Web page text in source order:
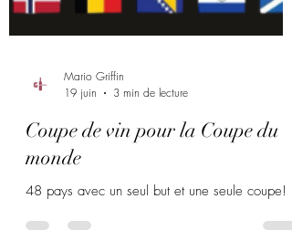
19 juin
Coupe de vin pour la Coupe du
monde